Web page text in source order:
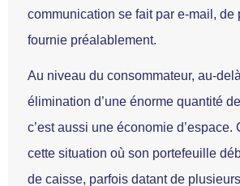
communication se fait par e-mail, de
fournie préalablement.
Au niveau du consommateur, au-
élimination d’une énorme quantité
c’est aussi une économie d’espace.
cette situation où son portefeuille
de caisse, parfois datant de